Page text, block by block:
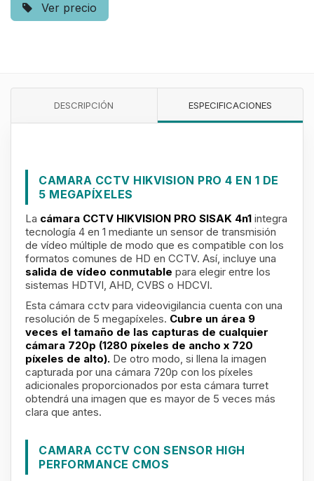
Ver precio
DESCRIPCIÓN ESPECIFICACIONES
CAMARA CCTV HIKVISION PRO 4 EN 1 DE
5 MEGAPÍXELES
La cámara CCTV HIKVISION PRO SISAK 4n1 integra
tecnología 4 en 1 mediante un sensor de transmisión
de vídeo múltiple de modo que es compatible con los
formatos comunes de HD en CCTV. Así, incluye una
salida de vídeo conmutable para elegir entre los
sistemas HDTVI, AHD, CVBS o HDCVI.
Esta cámara cctv para videovigilancia cuenta con una
resolución de 5 megapíxeles. Cubre un área 9
veces el tamaño de las capturas de cualquier
cámara 720p (1280 píxeles de ancho x 720
píxeles de alto). De otro modo, si llena la imagen
capturada por una cámara 720p con los píxeles
adicionales proporcionados por esta cámara turret
obtendrá una imagen que es mayor de 5 veces más
clara que antes.
CAMARA CCTV CON SENSOR HIGH
PERFORMANCE CMOS